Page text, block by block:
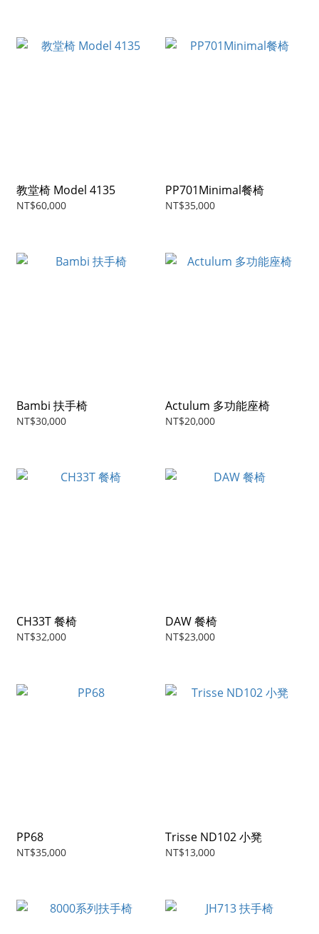
教堂椅 Model 4135
NT$60,000
PP701Minimal餐椅
NT$35,000
Bambi 扶手椅
NT$30,000
Actulum 多功能座椅
NT$20,000
CH33T 餐椅
NT$32,000
DAW 餐椅
NT$23,000
PP68
NT$35,000
Trisse ND102 小凳
NT$13,000